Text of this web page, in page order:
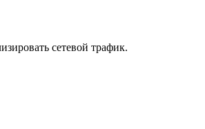
сетевой трафик.